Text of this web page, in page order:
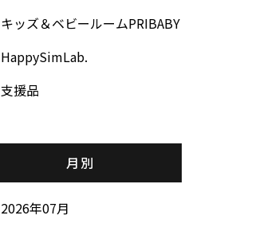
キッズ＆ベビールームPRIBABY
HappySimLab.
支援品
月別
2026年07月